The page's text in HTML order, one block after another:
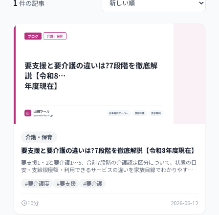
1 件の記事
介護・保育
要支援と要介護の違いは?7段階を徹底解説【令和8年度現在】
要支援1・2と要介護1〜5、合計7段階の介護認定区分について、状態の目
安・支給限度額・利用できるサービスの違いを家族目線でわかりやすく
年度現在(2026年6月期中改定対応)。
#要介護度 #要支援 #要介護
10分 2026-06-12